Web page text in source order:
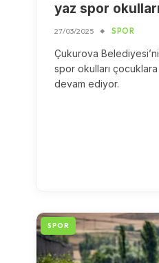
yaz spor
27/03/2025 SPOR
Çukurova
spor okulları
devam ediyor.
SPOR